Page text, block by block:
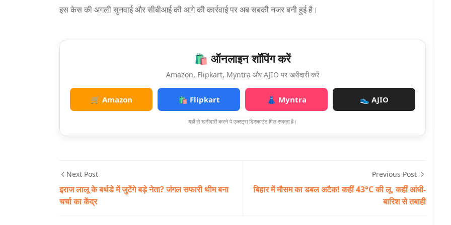
इस केस की अगली सुनवाई और सीबीआई की आगे की कार्रवाई पर अब सबकी नजर बनी हुई है।
🛍️ ऑनलाइन शॉपिंग करें
Amazon, Flipkart, Myntra और AJIO पर खरीदारी करें
🛒 Amazon 🛍️ Flipkart 👗 Myntra 👟 AJIO
यहाँ से खरीदारी करने पे एक्स्ट्रा डिस्काउंट मिल सकता है।
Next Post
इराज लालू के बर्थडे में जुटेंगे बड़े नेता? जंगल सफारी थीम बना
चर्चा का केंद्र
Previous Post
बिहार में मौसम का डबल अटैक! कहीं 43°C की लू, कहीं आंधी-
बारिश से तबाही